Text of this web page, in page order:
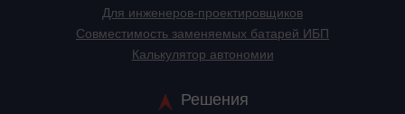
Для инженеров-проектировщиков
Cовместимость заменяемых батарей ИБП
Калькулятор автономии
Решения